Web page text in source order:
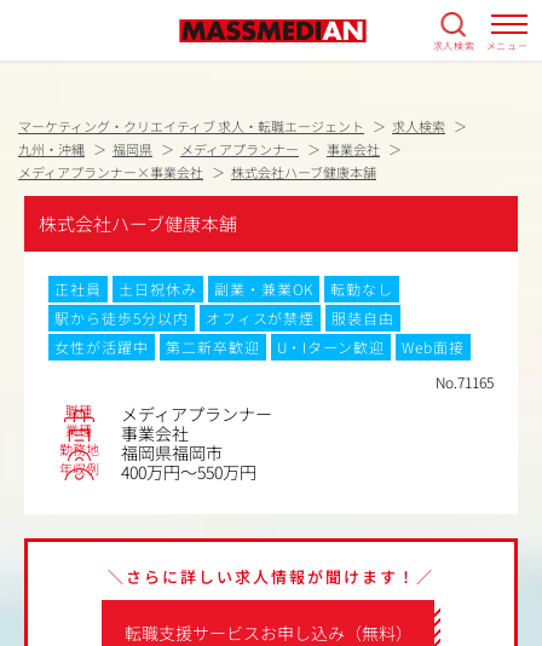
求人検索 メニュー
マーケティング・クリエイティブ 求人・転職エージェント
求人検索
九州・沖縄
福岡県 メディアプランナー
事業会社
メディアプランナー×事業会社
株式会社ハーブ健康本舗
株式会社ハーブ健康本舗
正社員 土日祝休み 副業・兼業OK
転勤なし
駅から徒歩5分以内
オフィスが禁煙
服装自由
女性が活躍中
第二新卒歓迎 U・Iターン歓迎
Web面接
No.71165
職種 メディアプランナー
業種 事業会社
勤務地 福岡県福岡市
年収例 400万円～550万円
転職支援サービスお申し込み（無料）
＼さらに詳しい求人情報が聞けます！／